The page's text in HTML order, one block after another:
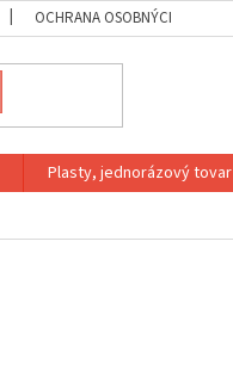
OCHRANA OSOBNÝCH ÚDAJOV
Plasty, jednorázový tovar